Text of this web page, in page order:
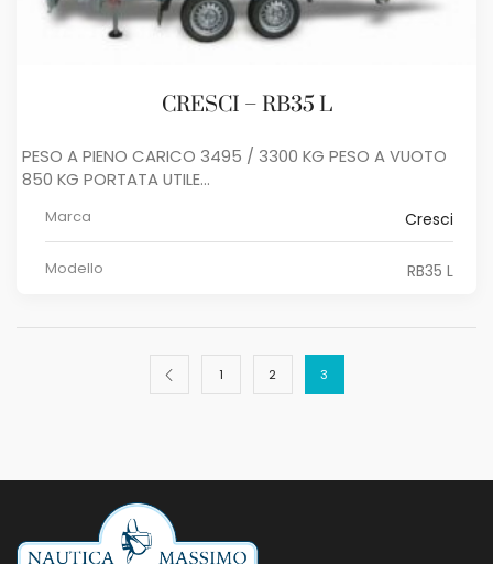
CRESCI – RB35 L
PESO A PIENO CARICO 3495 / 3300 KG PESO A VUOTO
850 KG PORTATA UTILE...
Marca Cresci
Modello RB35 L
1 2 3